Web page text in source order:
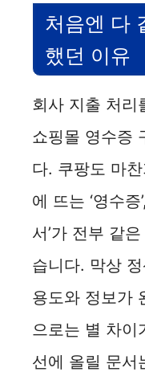
처음엔 다
했던 이유
회사 지출 처리
쇼핑몰 영수증
다. 쿠팡도 마
에 뜨는 ‘영수증
서’가 전부 같
습니다. 막상
용도와 정보가
으로는 별 차이
선에 올릴 문서